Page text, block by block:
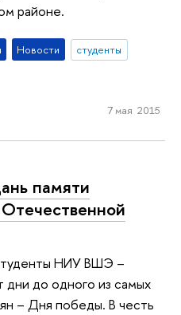
районе.
Новости
студенты
7 мая 2015
памяти
НИУ ВШЭ –
до одного из самых
– Дня победы. В честь